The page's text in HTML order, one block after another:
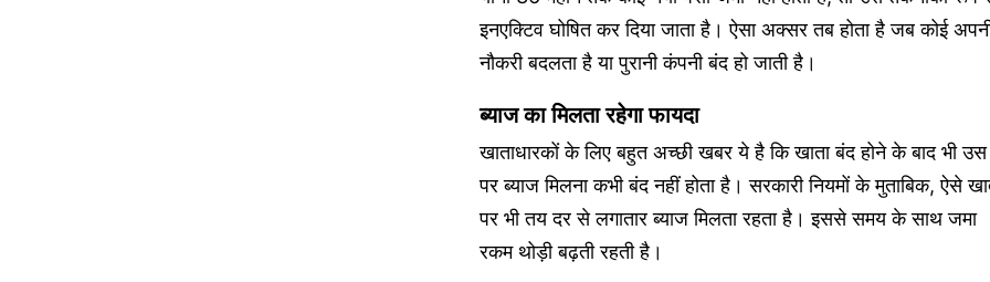
इनएक्टिव घोषित कर दिया जाता है। ऐसा अक्सर तब होता है जब कोई
नौकरी बदलता है या पुरानी कंपनी बंद हो जाती है।
ब्याज का मिलता रहेगा फायदा
खाताधारकों के लिए बहुत अच्छी खबर ये है कि खाता बंद होने के बाद भी उस
पर ब्याज मिलना कभी बंद नहीं होता है। सरकारी नियमों के मुताबिक, ऐसे
पर भी तय दर से लगातार ब्याज मिलता रहता है। इससे समय के साथ जमा
रकम थोड़ी बढ़ती रहती है।